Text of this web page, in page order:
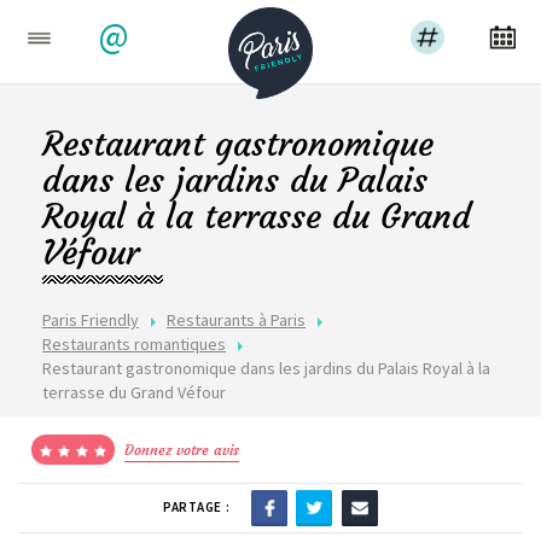
@
Paris Friendly
Restaurants à Paris
Restaurants romantiques
Restaurant gastronomique dans les jardins du Palais Royal à la
terrasse du Grand Véfour
Restaurant gastronomique
dans les jardins du Palais
Royal à la terrasse du Grand
Véfour
Donnez votre avis
PARTAGE :